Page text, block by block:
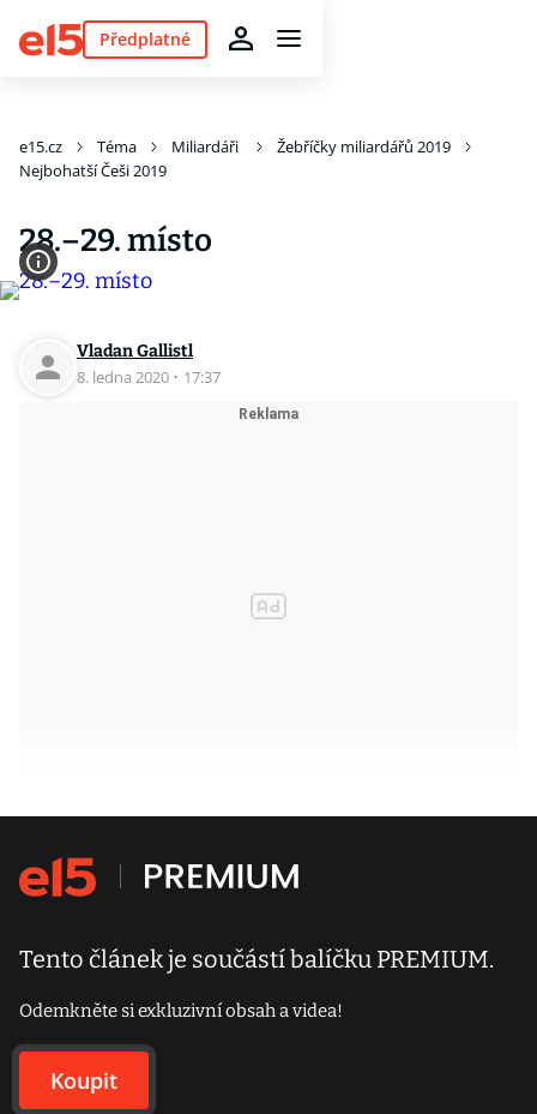
Předplatné
e15.cz Téma Miliardáři
Žebříčky miliardářů 2019
Nejbohatší Češi 2019
28.–29. místo
Vladan Gallistl
8. ledna 2020 · 17:37
Tento článek je součástí balíčku PREMIUM.
Odemkněte si exkluzivní obsah a videa!
Koupit